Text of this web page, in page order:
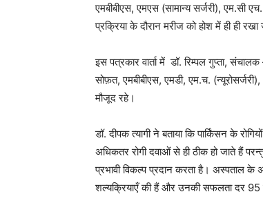
एमबीबीएस, एमएस (सामान्य सर्जरी), एम.सी
प्रक्रिया के दौरान मरीज को होश में ही ही
इस पत्रकार वार्ता में डॉ. रिम्पल गुप्ता,
सोफ़त, एमबीबीएस, एमडी, एम.च.
मौजूद रहे।
डॉ. दीपक त्यागी ने बताया कि पार्किंसन के
अधिकतर रोगी दवाओं से ही ठीक हो जाते हैं
प्रभावी विकल्प प्रदान करता है। अस्पताल के
शल्यक्रियाएँ की हैं और उनकी सफलता दर 95